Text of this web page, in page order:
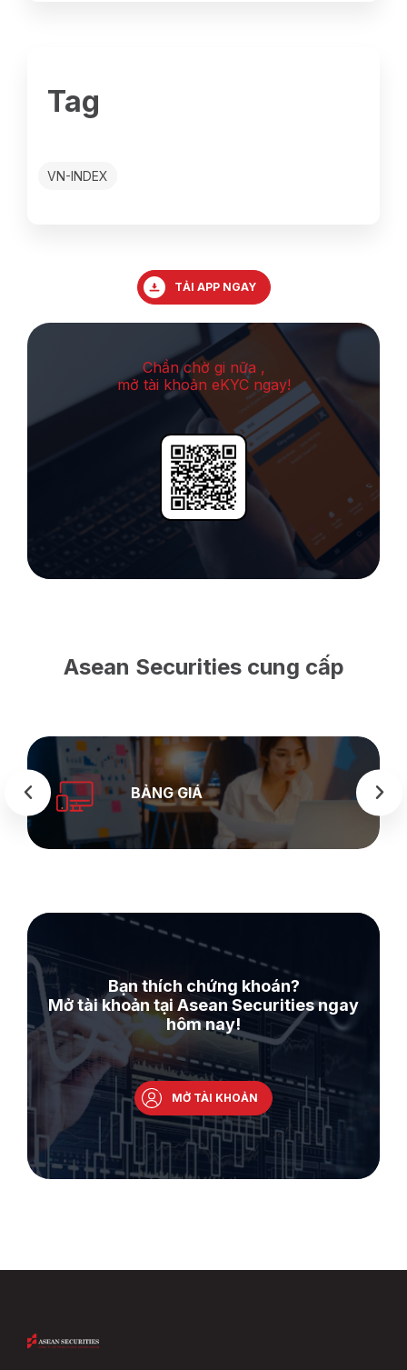
Tag
VN-INDEX
TẢI APP NGAY
Chần chờ gi nữa ,
mở tài khoản eKYC ngay!
Asean Securities cung cấp
BẢNG GIÁ
Bạn thích chứng khoán?
Mở tài khoản tại Asean Securities ngay
hôm nay!
MỞ TÀI KHOẢN